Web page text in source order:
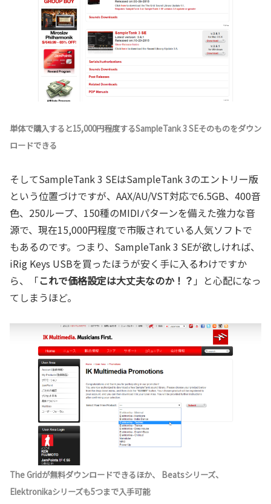
単体で購入すると15,000円程度するSampleTank 3 SEそのものをダウン
ロードできる
そしてSampleTank 3 SEはSampleTank 3のエントリー版
という位置づけですが、AAX/AU/VST対応で6.5GB、400音
色、250ループ、150種のMIDIパターンを備えた強力な音
源で、現在15,000円程度で市販されている人気ソフトで
もあるのです。つまり、SampleTank 3 SEが欲しければ、
iRig Keys USBを買ったほうが安く手に入るわけですか
ら、「これで価格設定は大丈夫なのか！？ 」と心配になっ
てしまうほど。
The Gridが無料ダウンロードできるほか、 Beatsシリーズ、
Elektronikaシリーズも5つまで入手可能